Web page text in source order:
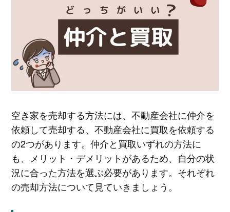
空き家を売却する方法には、不動産会社に仲介を
依頼して売却する、不動産会社に買取を依頼する
の2つがあります。仲介と買取いずれの方法に
も、メリット・デメリットがあるため、自分の状
況に合った方法を選ぶ必要があります。それぞれ
の売却方法について見ていきましょう。